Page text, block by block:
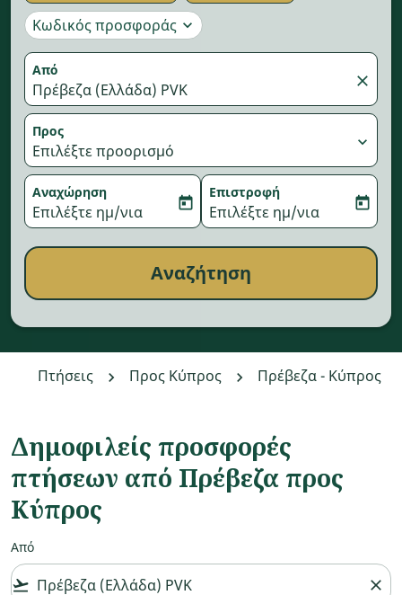
Κωδικός προσφοράς expand_more
Από
Πρέβεζα (Ελλάδα) PVK close
Προς
Επιλέξτε προορισμό expand_more
Αναχώρηση
fc-booking-departure-date-aria-label
Επιλέξτε ημ/νια today
Επιστροφή
fc-booking-return-date-
Επιλέξτε ημ/νια today
Αναζήτηση
Πτήσεις Προς Κύπρος Πρέβεζα - Κύπρος
Δημοφιλείς προσφορές
πτήσεων από Πρέβεζα προς
Κύπρος
Από
flight_takeoff close